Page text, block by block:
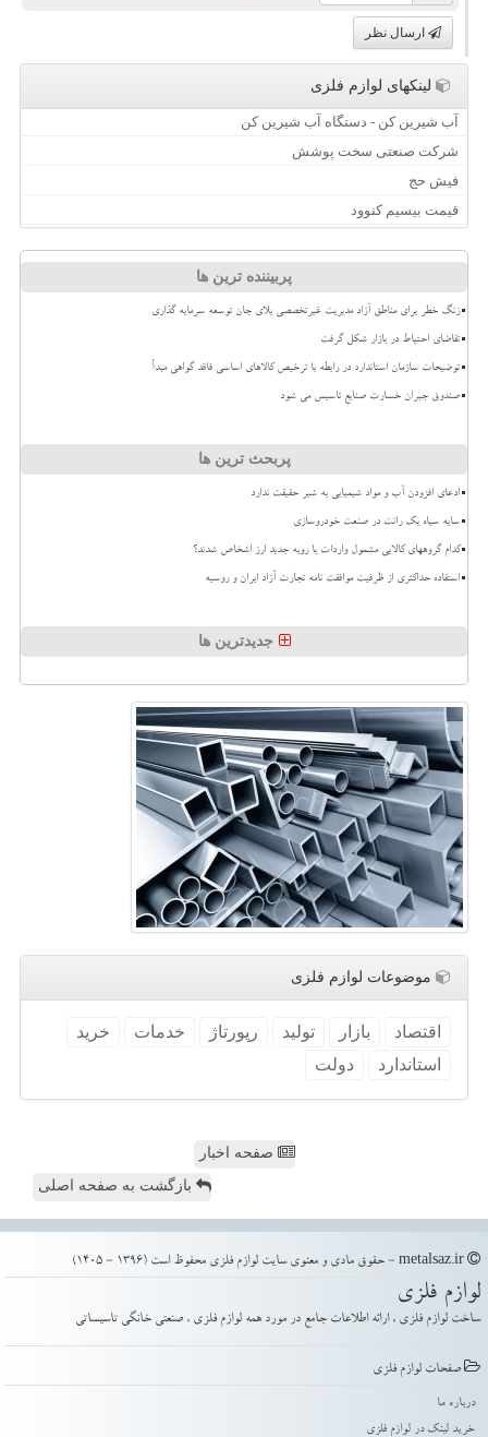
ارسال نظر
لینکهای لوازم فلزی
آب شیرین کن - دستگاه آب شیرین کن
شرکت صنعتی سخت پوشش
فیش حج
قیمت بیسیم کنوود
پربیننده ترین ها
زنگ خطر برای مناطق آزاد مدیریت غیرتخصصی بلای جان توسعه سرمایه گذاری
تقاضای احتیاط در بازار شکل گرفت
توضیحات سازمان استاندارد در رابطه با ترخیص کالاهای اساسی فاقد گواهی مبدأ
صندوق جبران خسارت صنایع تاسیس می شود
پربحث ترین ها
ادعای افزودن آب و مواد شیمیایی به شیر حقیقت ندارد
سایه سیاه یک رانت در صنعت خودروسازی
کدام گروههای کالایی مشمول واردات با رویه جدید ارز اشخاص شدند؟
استفاده حداکثری از ظرفیت موافقت نامه تجارت آزاد ایران و روسیه
جدیدترین ها
موضوعات لوازم فلزی
اقتصاد بازار تولید رپورتاژ خدمات
خرید
استاندارد
دولت
صفحه اخبار
بازگشت به صفحه اصلی
لوازم فلزی
ساخت لوازم فلزی ، ارائه اطلاعات جامع در مورد همه لوازم فلزی ، صنعتی خانگی تاسیساتی
صفحات لوازم فلزی
درباره ما
خرید لینک در لوازم فلزی